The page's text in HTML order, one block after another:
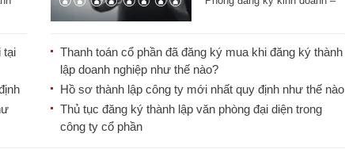
tại
Thanh toán cổ phần đã đăng ký mua khi đăng ký thành
lập doanh nghiệp như thế nào?
Hồ sơ thành lập công ty mới nhất quy định như thế nào
Thủ tục đăng ký thành lập văn phòng đại diện trong
công ty cổ phần